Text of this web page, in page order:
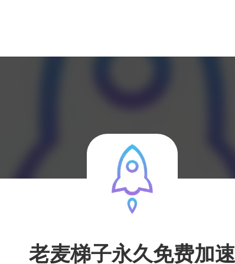
老麦梯子永久免费加速